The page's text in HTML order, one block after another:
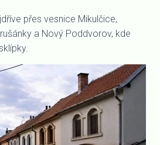
přes vesnice Mikulčice,
a Nový Poddvorov, kde